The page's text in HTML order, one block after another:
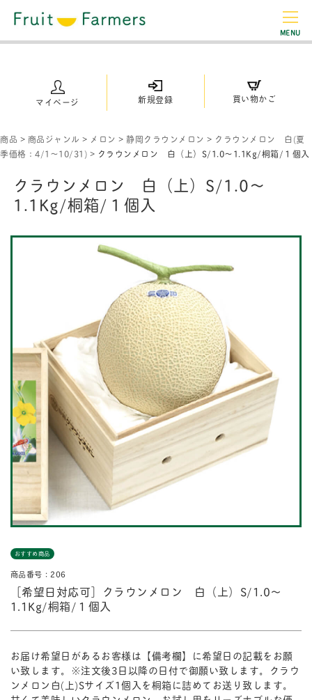
MENU
マイページ 新規登録 買い物かご
商品 > 商品ジャンル > メロン > 静岡クラウンメロン > クラウンメロン 白(夏
季価格：4/1～10/31) > クラウンメロン 白（上）S/1.0〜1.1Kg/桐箱/１個入
クラウンメロン 白（上）S/1.0〜
1.1Kg/桐箱/１個入
おすすめ商品
商品番号：206
［希望日対応可］クラウンメロン 白（上）S/1.0〜
1.1Kg/桐箱/１個入
お届け希望日があるお客様は【備考欄】に希望日の記載をお願
い致します。※注文後3日以降の日付で御願い致します。クラウ
ンメロン白(上)Sサイズ1個入を桐箱に詰めてお送り致します。